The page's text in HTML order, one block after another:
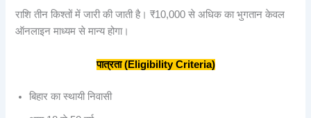
राशि तीन किश्तों में जारी की जाती है। ₹10,000 से अधिक का भुगतान केवल
ऑनलाइन माध्यम से मान्य होगा।
पात्रता (Eligibility Criteria)
बिहार का स्थायी निवासी